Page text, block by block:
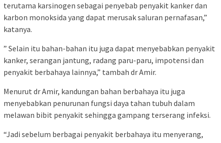
terutama karsinogen sebagai penyebab penyakit kanker dan
karbon monoksida yang dapat merusak saluran pernafasan,”
katanya.
” Selain itu bahan-bahan itu juga dapat menyebabkan penyakit
kanker, serangan jantung, radang paru-paru, impotensi dan
penyakit berbahaya lainnya,” tambah dr Amir.
Menurut dr Amir, kandungan bahan berbahaya itu juga
menyebabkan penurunan fungsi daya tahan tubuh dalam
melawan bibit penyakit sehingga gampang terserang infeksi.
“Jadi sebelum berbagai penyakit berbahaya itu menyerang,